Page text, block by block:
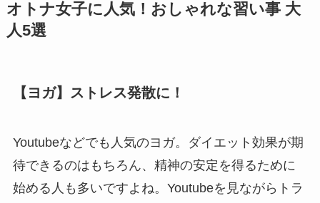
オトナ女子に人気！おしゃれな習い事 大
人5選
【ヨガ】ストレス発散に！
Youtubeなどでも人気のヨガ。ダイエット効果が期
待できるのはもちろん、精神の安定を得るために
始める人も多いですよね。 Youtubeを見ながらトラ